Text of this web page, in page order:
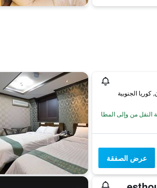
النقل من وإلى المطار
عرض الصفقة